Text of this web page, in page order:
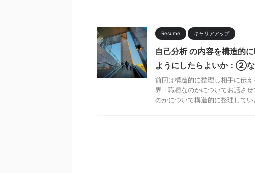
Resume キャリアアップ
自己分析 の内容を構造的
ようにしたらよいか：②
前回は構造的に整理し相手に伝
界・職種なのかについてお話さ
のかについて構造的に整理して